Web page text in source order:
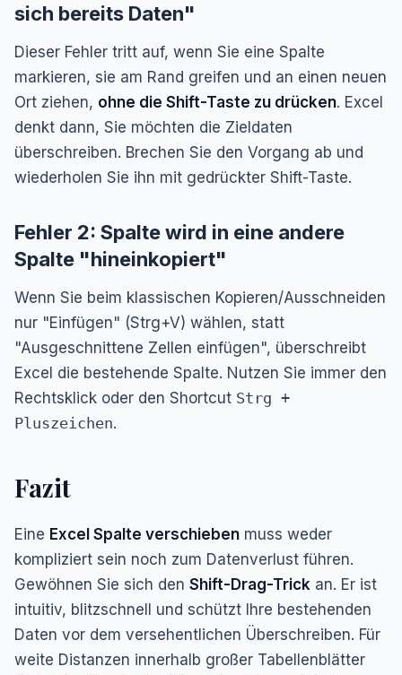
sich bereits Daten"
Dieser Fehler tritt auf, wenn Sie eine Spalte
markieren, sie am Rand greifen und an einen neuen
Ort ziehen, ohne die Shift-Taste zu drücken. Excel
denkt dann, Sie möchten die Zieldaten
überschreiben. Brechen Sie den Vorgang ab und
wiederholen Sie ihn mit gedrückter Shift-Taste.
Fehler 2: Spalte wird in eine andere
Spalte "hineinkopiert"
Wenn Sie beim klassischen Kopieren/Ausschneiden
nur "Einfügen" (Strg+V) wählen, statt
"Ausgeschnittene Zellen einfügen", überschreibt
Excel die bestehende Spalte. Nutzen Sie immer den
Rechtsklick oder den Shortcut Strg +
Pluszeichen.
Fazit
Eine Excel Spalte verschieben muss weder
kompliziert sein noch zum Datenverlust führen.
Gewöhnen Sie sich den Shift-Drag-Trick an. Er ist
intuitiv, blitzschnell und schützt Ihre bestehenden
Daten vor dem versehentlichen Überschreiben. Für
weite Distanzen innerhalb großer Tabellenblätter